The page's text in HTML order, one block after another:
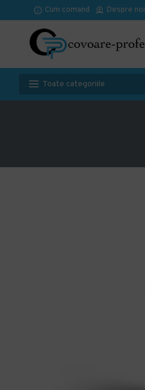
Cum comand Despre noi
Toate categoriile